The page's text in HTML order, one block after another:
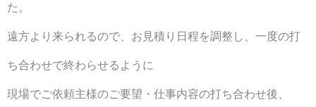
た。
遠方より来られるので、お見積り日程を調整し、一度の打
ち合わせで終わらせるように
現場でご依頼主様のご要望・仕事内容の打ち合わせ後、